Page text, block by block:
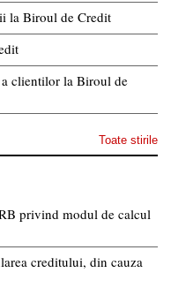
la Biroul de Credit
a clientilor la Biroul de
Toate stirile
privind modul de calcul
creditului, din cauza